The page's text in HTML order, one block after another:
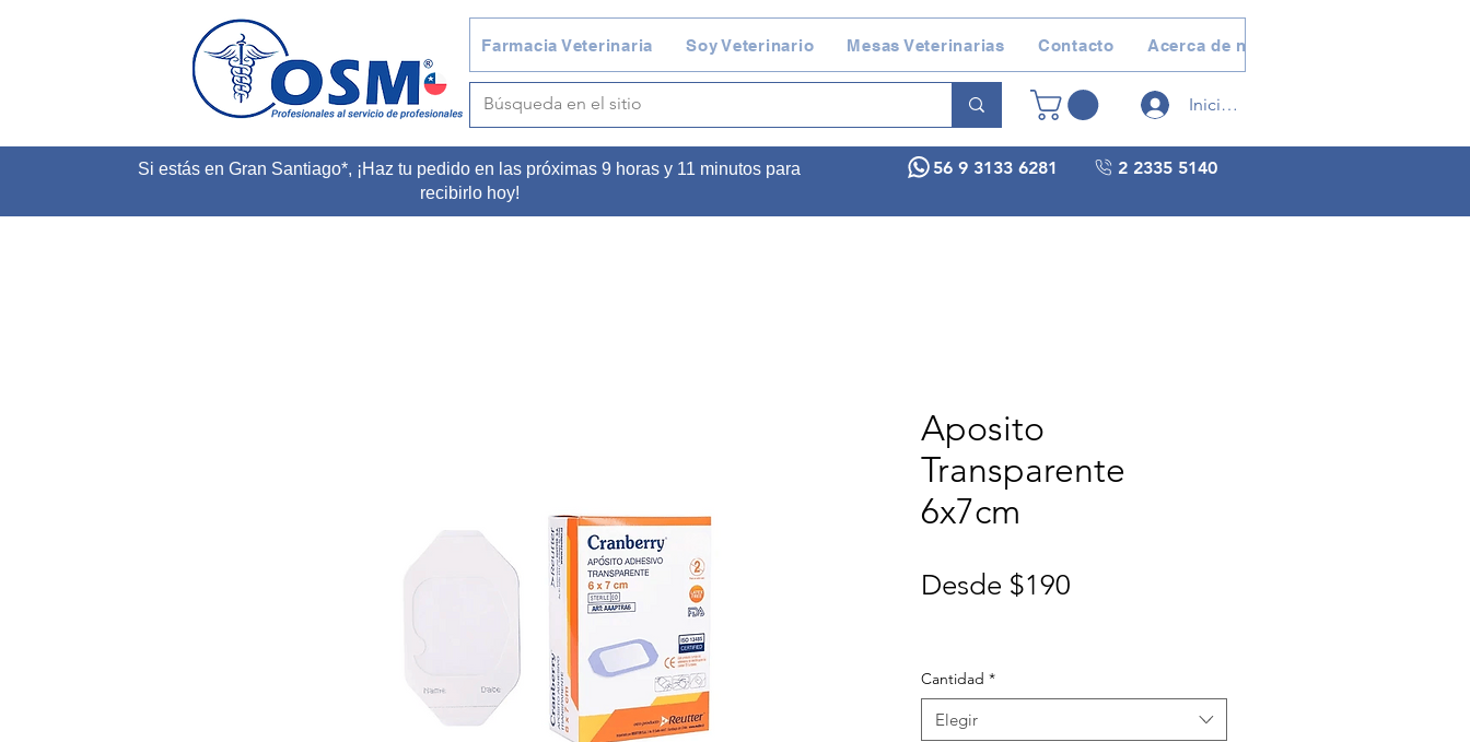
Farmacia Veterinaria Soy Veterinario Mesas Veterinarias Contacto Acerca de nosotros
Iniciar sesión
Si estás en Gran Santiago*, ¡Haz tu pedido en las próximas 9 horas y 11 minutos para
recibirlo hoy!
2 2335 5140
56 9 3133 6281
Aposito
Transparente
6x7cm
Desde $190
Cantidad *
Elegir